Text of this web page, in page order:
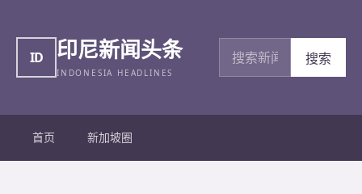
ID 印尼新闻头条
INDONESIA HEADLINES
搜索新闻
搜索
首页 新加坡圈